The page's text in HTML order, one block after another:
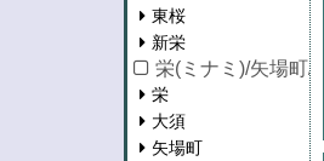
東桜
新栄
栄(ミナミ)/矢場町/
栄
大須
矢場町